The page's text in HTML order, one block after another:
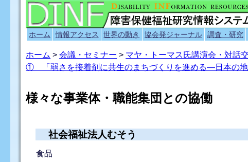
ホーム 情報アクセス 世界の動き 協会発ジャーナル 調査・研究
ホーム >会議・セミナー > マヤ・トーマス氏講演会・対話
① 「弱さを接着剤に共生のまちづくりを進める―日本の地
様々な事業体・職能集団との協働
社会福祉法人むそう
食品